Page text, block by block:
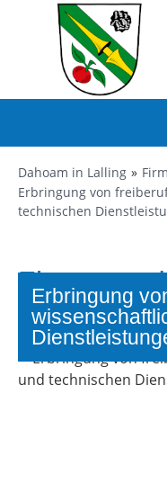
Dahoam in Lalling
Erbringung von
technischen
Firmen
Lalling
Erbringung